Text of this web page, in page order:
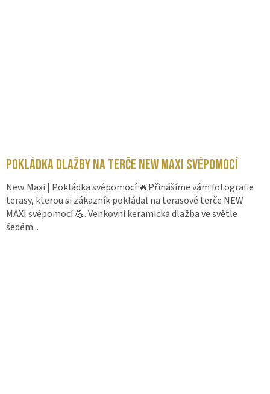
Pokládka dlažby na terče New Maxi svépomocí
New Maxi | Pokládka svépomocí 🔥Přinášíme vám fotografie
terasy, kterou si zákazník pokládal na terasové terče NEW
MAXI svépomocí 💪. Venkovní keramická dlažba ve světle
šedém...